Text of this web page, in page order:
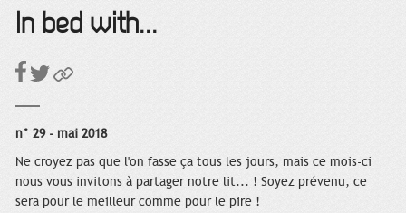
In bed with...
n° 29 - mai 2018
Ne croyez pas que l'on fasse ça tous les jours, mais ce mois-ci
nous vous invitons à partager notre lit... ! Soyez prévenu, ce
sera pour le meilleur comme pour le pire !